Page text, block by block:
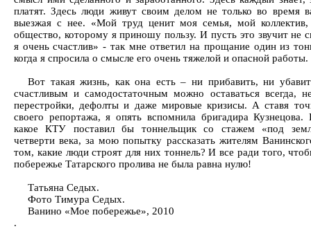
платят. Здесь люди живут своим делом не только во время
выезжая с нее. «Мой труд ценит моя семья, мой
общество, которому я приношу пользу. И пусть это звучит не
я очень счастлив» - так мне ответил на прощание один из
когда я спросила о смысле его очень тяжелой и опасной работы.
Вот такая жизнь, как она есть – ни прибавить, ни
счастливым и самодостаточным можно оставаться всегда,
перестройки, дефолты и даже мировые кризисы. А ставя
своего репортажа, я опять вспомнила бригадира Кузнецова.
какое КТУ поставил бы тоннельщик со стажем «под
четверти века, за мою попытку рассказать жителям
том, какие люди строят для них тоннель? И все ради того,
побережье Татарского пролива не была равна нулю!
Татьяна Седых.
Фото Тимура Седых.
Ванино «Мое побережье», 2010
.